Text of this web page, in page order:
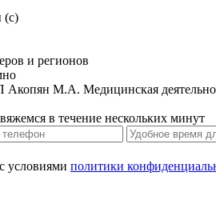
(с)
и регионов
М.А. Медицинская
в течение нескольких минут
условиями политики